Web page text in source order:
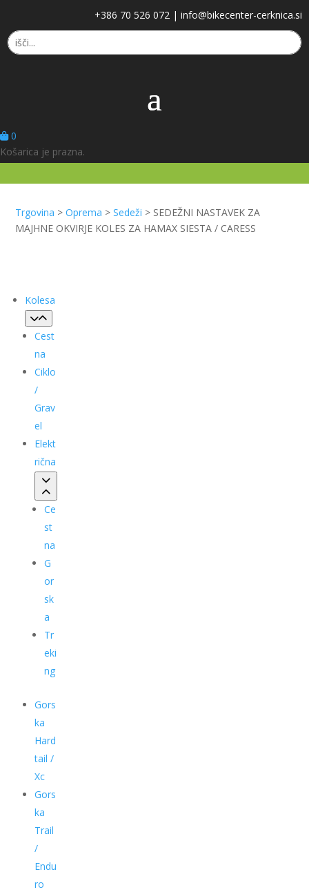
+386 70 526 072 | info@bikecenter-cerknica.si
0
Košarica je prazna.
Trgovina >Oprema >Sedeži > SEDEŽNI NASTAVEK ZA
MAJHNE OKVIRJE KOLES ZA HAMAX SIESTA / CARESS
Kolesa
Cest
na
Ciklo
/
Grav
el
Elekt
rična
Ce
st
na
G
or
sk
a
Tr
eki
ng
Gors
ka
Hard
tail /
Xc
Gors
ka
Trail
/
Endu
ro